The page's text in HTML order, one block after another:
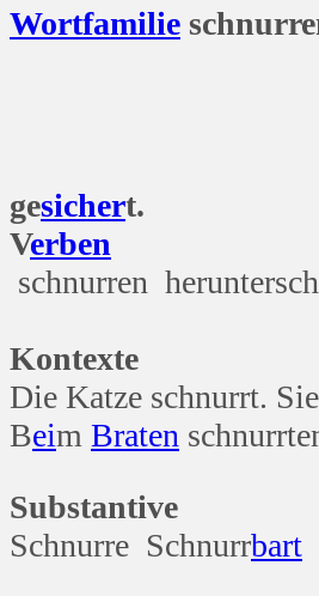
Wortfamilie
Wen
gesichert.
Verben
schnurren
Kontexte
Die Katze schnurrt.
Beim Braten
Substantive
Schnurre Schnurrbart